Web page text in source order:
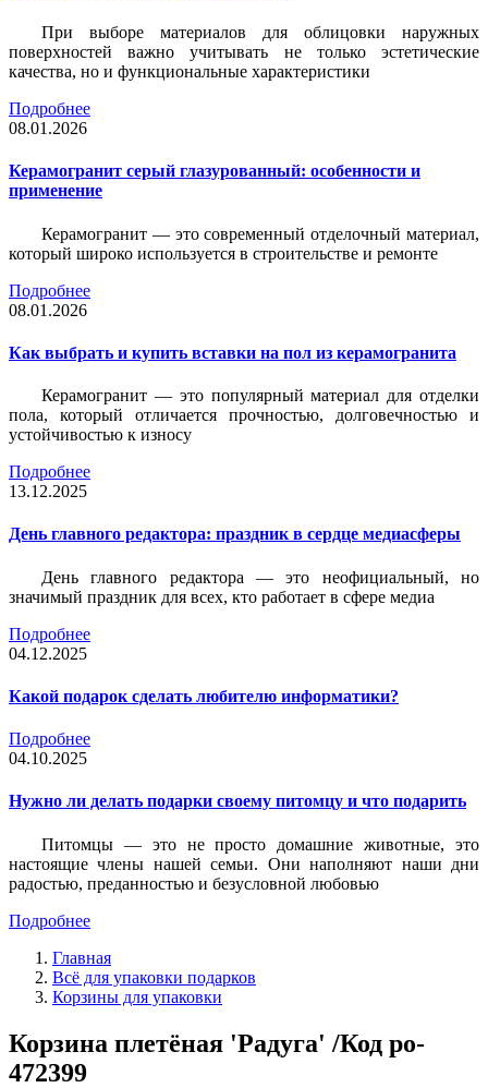
При выборе материалов для облицовки наружных
поверхностей важно учитывать не только эстетические
качества, но и функциональные характеристики
Подробнее
08.01.2026
Керамогранит серый глазурованный: особенности и
применение
Керамогранит — это современный отделочный материал,
который широко используется в строительстве и ремонте
Подробнее
08.01.2026
Как выбрать и купить вставки на пол из керамогранита
Керамогранит — это популярный материал для отделки
пола, который отличается прочностью, долговечностью и
устойчивостью к износу
Подробнее
13.12.2025
День главного редактора: праздник в сердце медиасферы
День главного редактора — это неофициальный, но
значимый праздник для всех, кто работает в сфере медиа
Подробнее
04.12.2025
Какой подарок сделать любителю информатики?
Подробнее
04.10.2025
Нужно ли делать подарки своему питомцу и что подарить
Питомцы — это не просто домашние животные, это
настоящие члены нашей семьи. Они наполняют наши дни
радостью, преданностью и безусловной любовью
Подробнее
Главная
Всё для упаковки подарков
Корзины для упаковки
Корзина плетёная 'Радуга' /Код po-
472399